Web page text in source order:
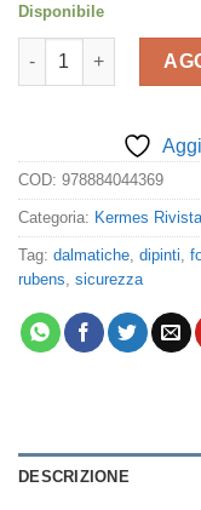
Disponibile
Kermes 93 quantità
COD: 978884044369
Categoria: Kermes Rivista
Tag: dalmatiche dipinti
rubens sicurezza
DESCRIZIONE